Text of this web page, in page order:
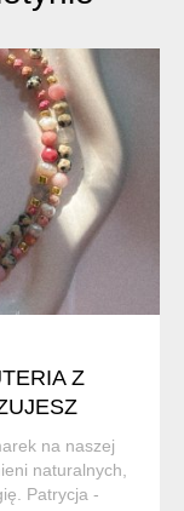
Z
na naszej
naturalnych,
Patrycja -